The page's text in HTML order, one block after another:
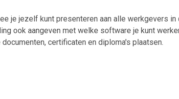
je jezelf kunt presenteren aan alle werkgevers
ook aangeven met welke software je kunt
certificaten en diploma's plaatsen.